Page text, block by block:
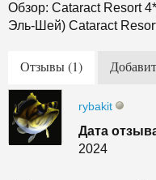
Обзор: Cataract Resort
Эль-Шей) Cataract
Отзывы (1)
rybakit
Дата
2024